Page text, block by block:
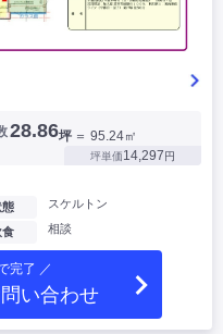
28.86坪 ＝ 95.24㎡
坪単価14,297円
態 スケルトン
食 相談
完了 ／
い合わせ